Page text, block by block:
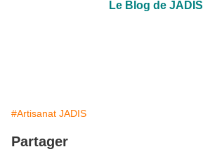
Le Blog de JADIS
#Artisanat JADIS
Partager